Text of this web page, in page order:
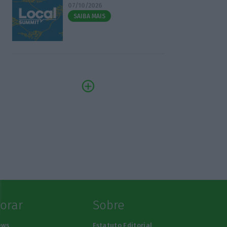
07/10/2026
SAIBA MAIS
Sobre
Estatuto Editorial